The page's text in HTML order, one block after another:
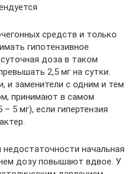
средств и только
гипотензивное
доза в таком
2,5 мг на сутки.
и заменители с одним и тем
принимают в самом
5 мг), если гипертензия
начальная
дозу повышают вдвое. У